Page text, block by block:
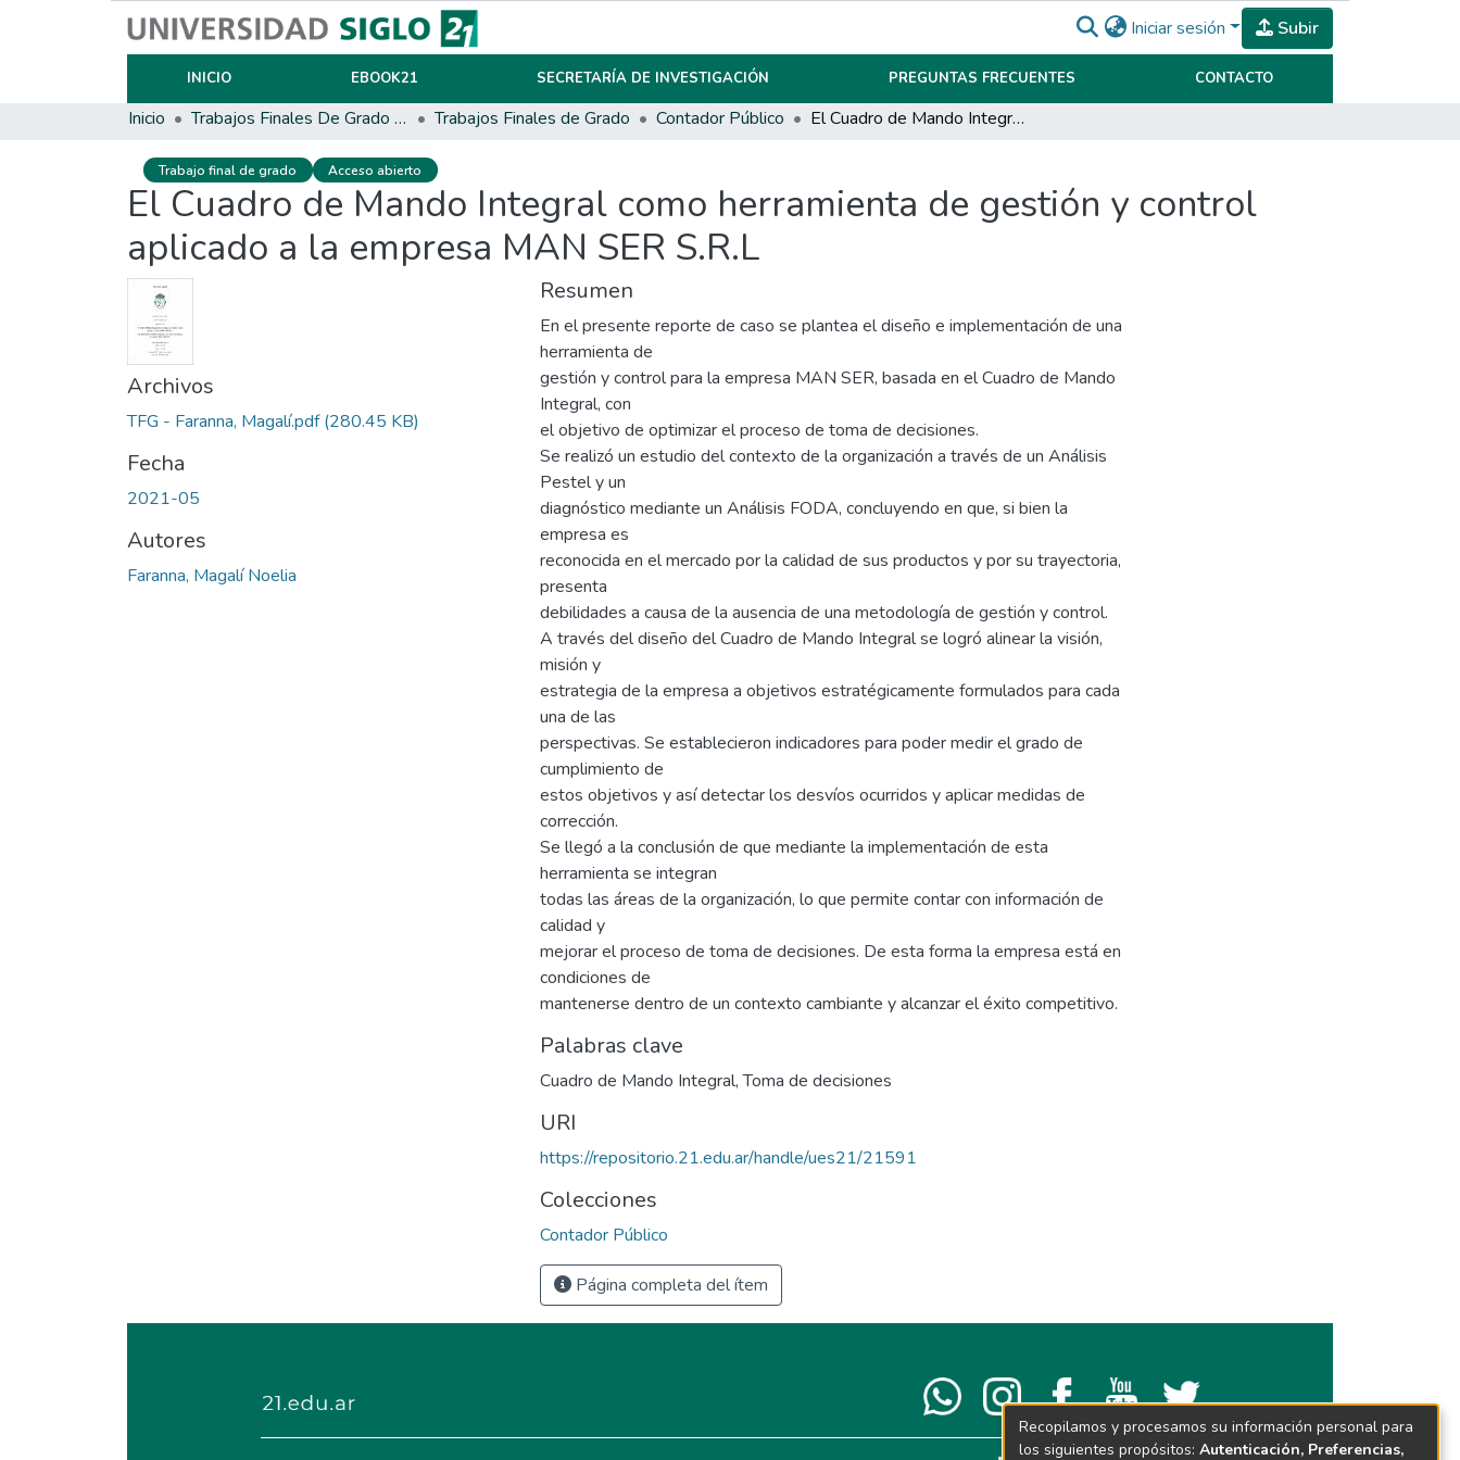
Iniciar sesión Subir
INICIO EBOOK21 SECRETARÍA DE INVESTIGACIÓN PREGUNTAS FRECUENTES CONTACTO
Inicio Trabajos Finales De Grado Y Posgrado Trabajos Finales de Grado Contador Público El Cuadro de Mando Integral como herramienta de gestión y control aplicado a la empresa MAN SER S.R.L
Trabajo final de grado Acceso abierto
El Cuadro de Mando Integral como herramienta de gestión y control
aplicado a la empresa MAN SER S.R.L
Archivos
TFG - Faranna, Magalí.pdf(280.45 KB)
Fecha
2021-05
Autores
Faranna, Magalí Noelia
Resumen
En el presente reporte de caso se plantea el diseño e implementación de una
herramienta de
gestión y control para la empresa MAN SER, basada en el Cuadro de Mando
Integral, con
el objetivo de optimizar el proceso de toma de decisiones.
Se realizó un estudio del contexto de la organización a través de un Análisis
Pestel y un
diagnóstico mediante un Análisis FODA, concluyendo en que, si bien la
empresa es
reconocida en el mercado por la calidad de sus productos y por su trayectoria,
presenta
debilidades a causa de la ausencia de una metodología de gestión y control.
A través del diseño del Cuadro de Mando Integral se logró alinear la visión,
misión y
estrategia de la empresa a objetivos estratégicamente formulados para cada
una de las
perspectivas. Se establecieron indicadores para poder medir el grado de
cumplimiento de
estos objetivos y así detectar los desvíos ocurridos y aplicar medidas de
corrección.
Se llegó a la conclusión de que mediante la implementación de esta
herramienta se integran
todas las áreas de la organización, lo que permite contar con información de
calidad y
mejorar el proceso de toma de decisiones. De esta forma la empresa está en
condiciones de
mantenerse dentro de un contexto cambiante y alcanzar el éxito competitivo.
Palabras clave
Cuadro de Mando Integral,Toma de decisiones
URI
https://repositorio.21.edu.ar/handle/ues21/21591
Colecciones
Contador Público
Página completa del ítem
Recopilamos y procesamos su información personal para
los siguientes propósitos: Autenticación, Preferencias,